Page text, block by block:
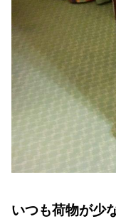
いつも荷物が少